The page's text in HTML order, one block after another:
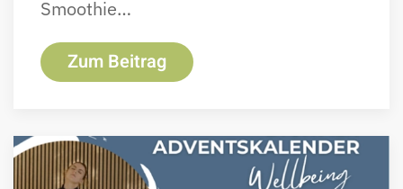
Smoothie…
Zum Beitrag